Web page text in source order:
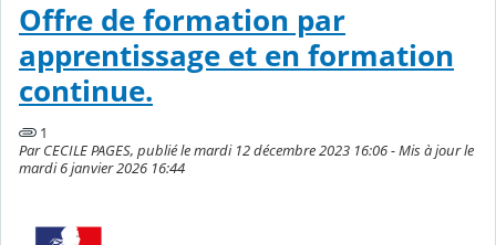
Offre de formation par
apprentissage et en formation
continue.
1
Par CECILE PAGES, publié le mardi 12 décembre 2023 16:06 - Mis à jour le
mardi 6 janvier 2026 16:44